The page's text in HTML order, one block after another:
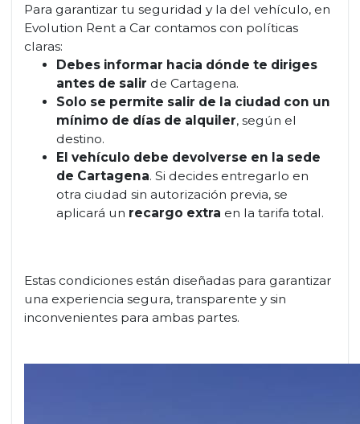
Para garantizar tu seguridad y la del vehículo, en
Evolution Rent a Car contamos con políticas
claras:
Debes informar hacia dónde te diriges
antes de salir de Cartagena.
Solo se permite salir de la ciudad con un
mínimo de días de alquiler, según el
destino.
El vehículo debe devolverse en la sede
de Cartagena. Si decides entregarlo en
otra ciudad sin autorización previa, se
aplicará un recargo extra en la tarifa total.
Estas condiciones están diseñadas para garantizar
una experiencia segura, transparente y sin
inconvenientes para ambas partes.